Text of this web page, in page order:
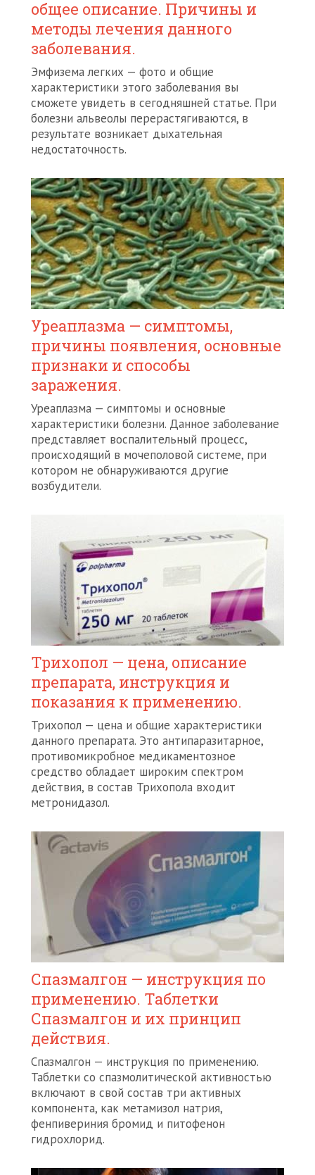
общее описание. Причины и
методы лечения данного
заболевания.
Эмфизема легких — фото и общие
характеристики этого заболевания вы
сможете увидеть в сегодняшней статье. При
болезни альвеолы перерастягиваются, в
результате возникает дыхательная
недостаточность.
Уреаплазма — симптомы,
причины появления, основные
признаки и способы
заражения.
Уреаплазма — симптомы и основные
характеристики болезни. Данное заболевание
представляет воспалительный процесс,
происходящий в мочеполовой системе, при
котором не обнаруживаются другие
возбудители.
Трихопол — цена, описание
препарата, инструкция и
показания к применению.
Трихопол — цена и общие характеристики
данного препарата. Это антипаразитарное,
противомикробное медикаментозное
средство обладает широким спектром
действия, в состав Трихопола входит
метронидазол.
Спазмалгон — инструкция по
применению. Таблетки
Спазмалгон и их принцип
действия.
Спазмалгон — инструкция по применению.
Таблетки со спазмолитической активностью
включают в свой состав три активных
компонента, как метамизол натрия,
фенпивериния бромид и питофенон
гидрохлорид.